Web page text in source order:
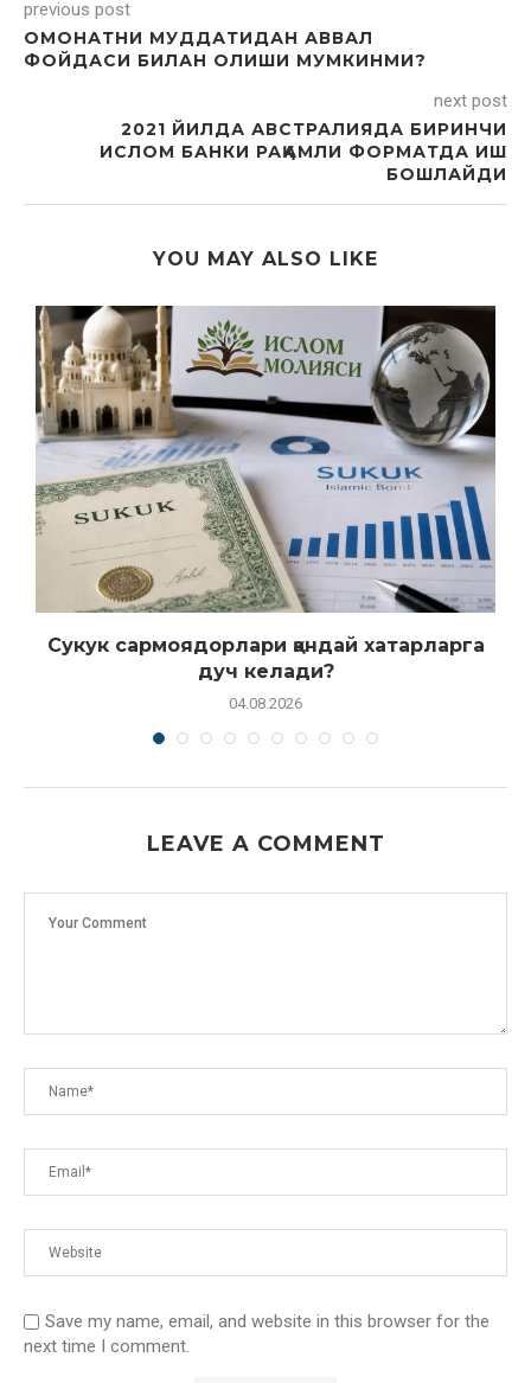
previous post
ОМОНАТНИ МУДДАТИДАН АВВАЛ
ФОЙДАСИ БИЛАН ОЛИШИ МУМКИНМИ?
next post
2021 ЙИЛДА АВСТРАЛИЯДА БИРИНЧИ
ИСЛОМ БАНКИ РАҚАМЛИ ФОРМАТДА ИШ
БОШЛАЙДИ
YOU MAY ALSO LIKE
Сукук сармоядорлари қандай хатарларга
дуч келади?
04.08.2026
LEAVE A COMMENT
Save my name, email, and website in this browser for the
next time I comment.